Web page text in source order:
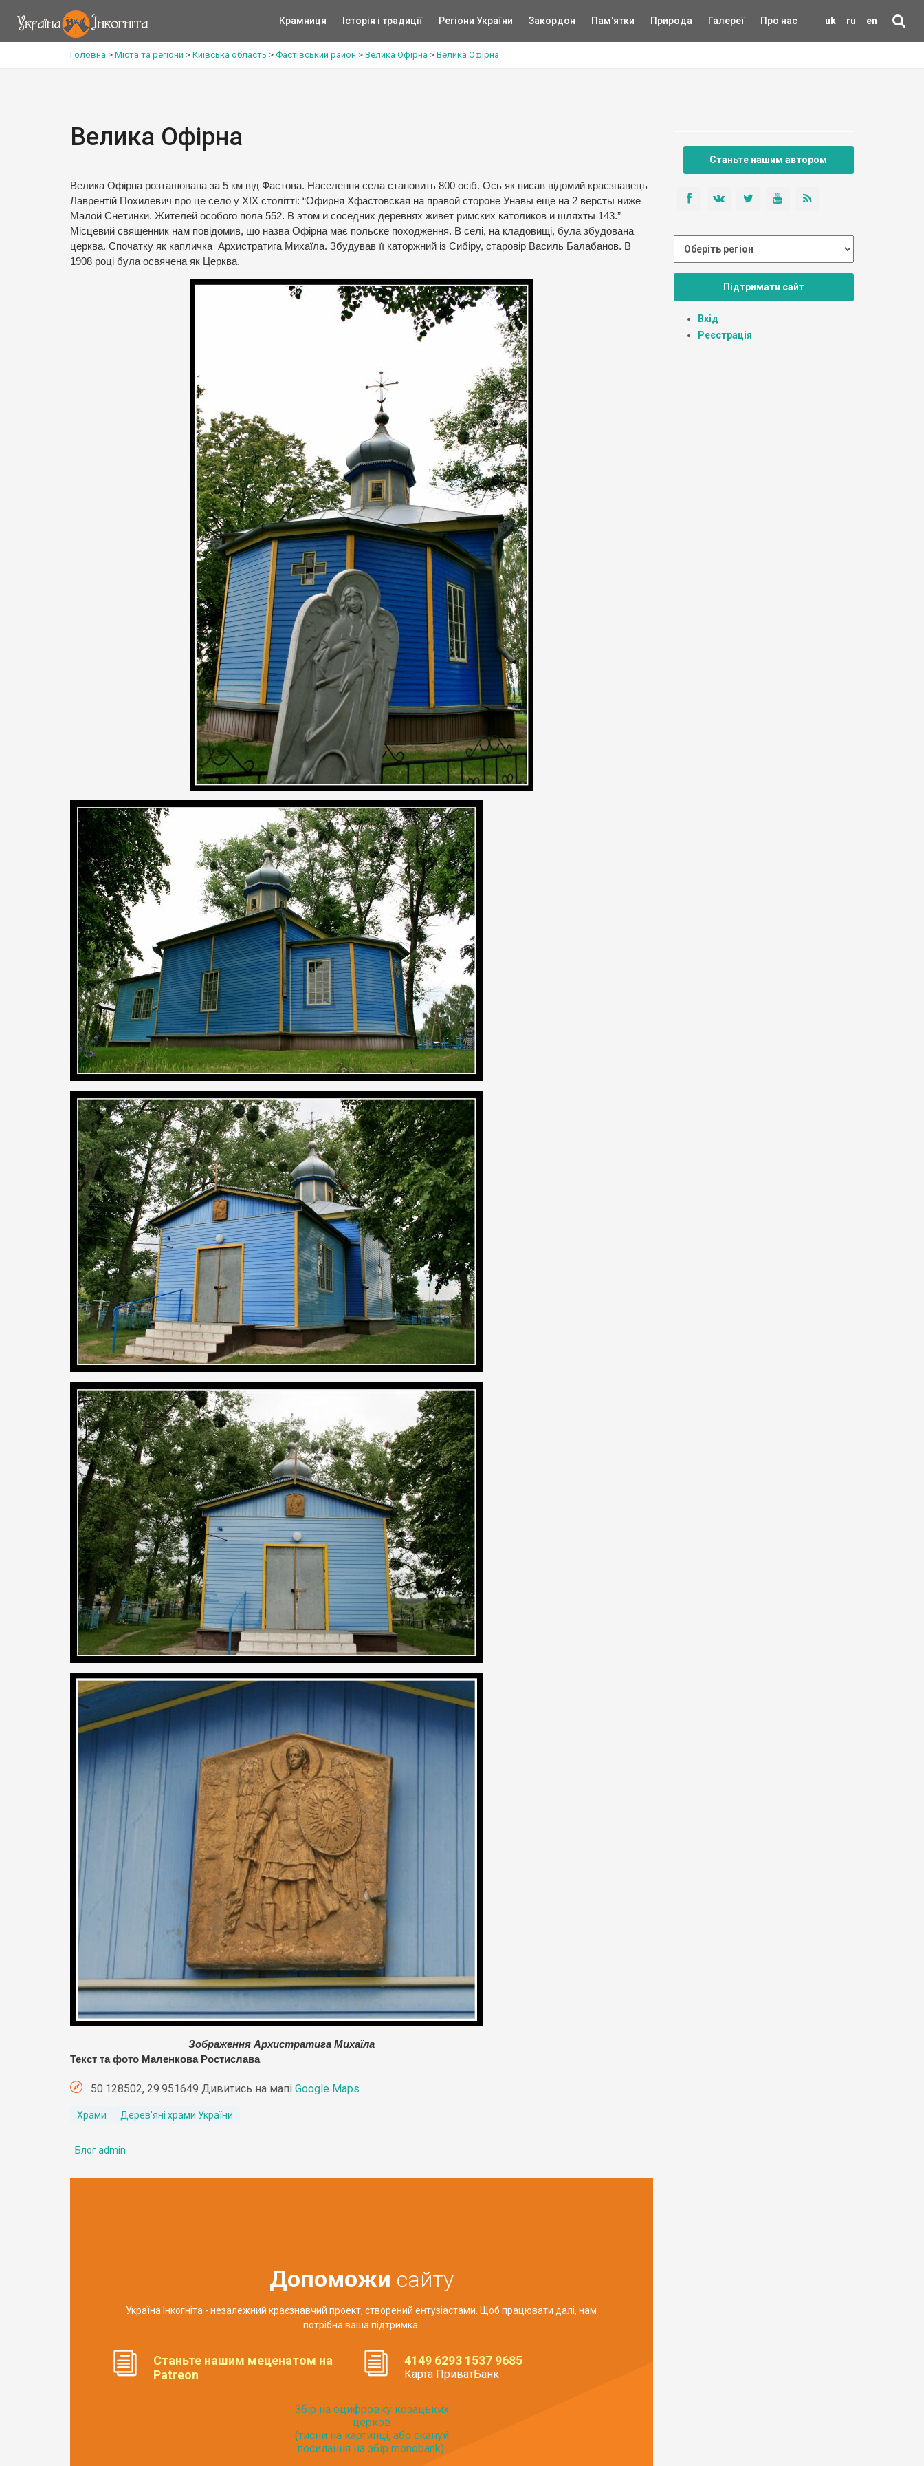
uk ru en
Крамниця Історія і традиції Регіони України Закордон Пам'ятки Природа Галереї Про нас
Головна > Міста та регіони > Київська область > Фастівський район > Велика Офірна > Велика Офірна
Велика Офірна
Велика Офірна розташована за 5 км від Фастова. Населення села становить 800 осіб. Ось як писав відомий краєзнавець
Лаврентій Похилевич про це село у ХІХ столітті: “Офирня Хфастовская на правой стороне Унавы еще на 2 версты ниже
Малой Снетинки. Жителей особого пола 552. В этом и соседних деревнях живет римских католиков и шляхты 143.”
Місцевий священник нам повідомив, що назва Офірна має польске походження. В селі, на кладовищі, була збудована
церква. Спочатку як капличка Архистратига Михаїла. Збудував її каторжний із Сибіру, старовір Василь Балабанов. В
1908 році була освячена як Церква.
Зображення Архистратига Михаїла
Текст та фото Маленкова Ростислава
50.128502, 29.951649 Дивитись на мапі Google Maps
Храми Дерев'яні храми України
Блог admin
Допоможи сайту
Україна Інкогніта - незалежний краєзнавчий проект, створений ентузіастами. Щоб працювати далі, нам
потрібна ваша підтримка.
Станьте нашим меценатом на
Patreon
4149 6293 1537 9685
Карта ПриватБанк
Збір на оцифровку козацьких
церков
(тисни на картинці, або скануй
посилання на збір monobank):
Станьте нашим автором
Підтримати сайт
Вхід
Реєстрація